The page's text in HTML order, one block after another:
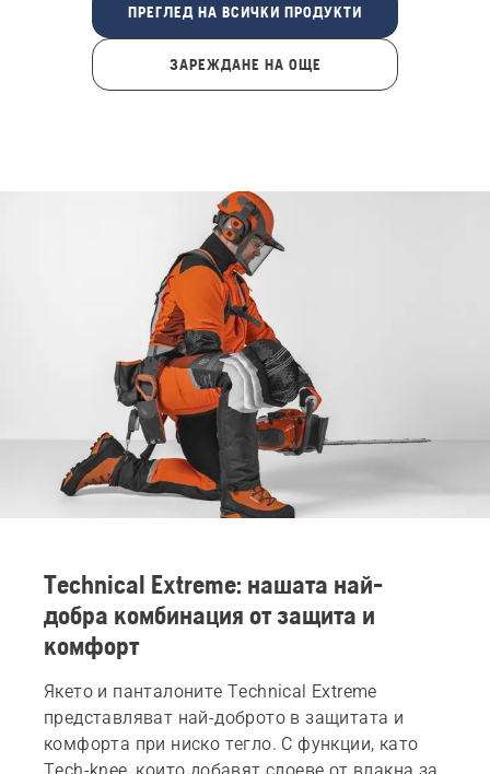
ПРЕГЛЕД НА ВСИЧКИ ПРОДУКТИ
ЗАРЕЖДАНЕ НА ОЩЕ
Technical Extreme: нашата най-
добра комбинация от защита и
комфорт
Якето и панталоните Technical Extreme
представляват най-доброто в защитата и
комфорта при ниско тегло. С функции, като